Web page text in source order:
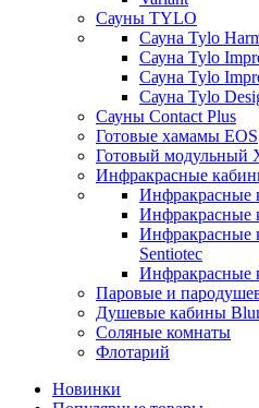
Сауны TYLO
Сауна Tylo
Сауна Tylo
Сауна Tylo
Сауна Tylo
Сауны Contact Plus
Готовые хамамы EOS
Готовый модульный
Инфракрасные
Инфракрасные
Инфракрасные
Инфракрасные
Sentiotec
Инфракрасные
Паровые и
Душевые кабины
Соляные комнаты
Флотарий
Новинки